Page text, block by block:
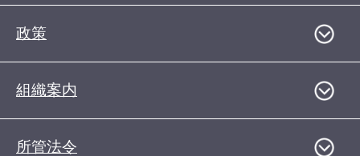
政策
組織案内
所管法令